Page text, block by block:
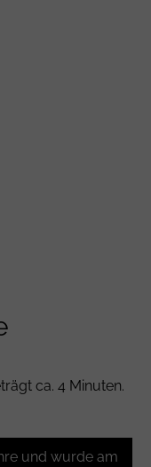
ca. 4 Minuten.
und wurde am